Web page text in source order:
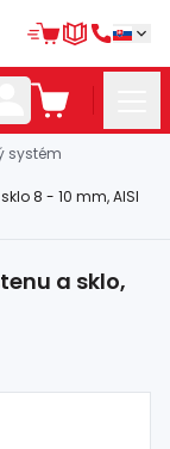
systém
8 - 10 mm, AISI
a sklo,